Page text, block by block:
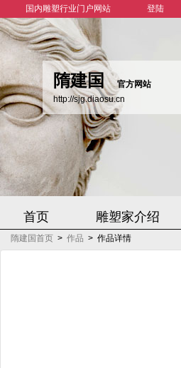
国内雕塑行业门户网站 登陆
隋建国
官方网站
http://sjg.diaosu.cn
首页 雕塑家介绍
隋建国首页 > 作品 > 作品详情